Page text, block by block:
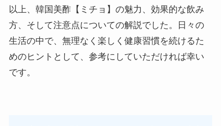
以上、韓国美酢【ミチョ】の魅力、効果的な飲み
方、そして注意点についての解説でした。日々の
生活の中で、無理なく楽しく健康習慣を続けるた
めのヒントとして、参考にしていただければ幸い
です。